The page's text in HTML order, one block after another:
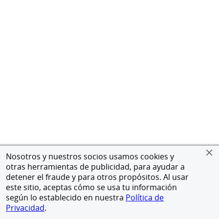
Nosotros y nuestros socios usamos cookies y
otras herramientas de publicidad, para ayudar a
detener el fraude y para otros propósitos. Al usar
este sitio, aceptas cómo se usa tu información
según lo establecido en nuestra Política de
Privacidad.